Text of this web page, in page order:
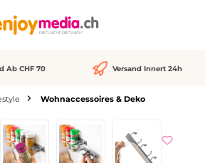
Ab CHF 70 Versand Innert 24h
Wohnaccessoires & Deko